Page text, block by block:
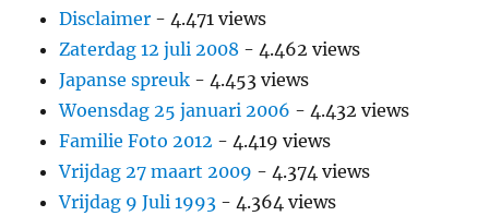
Disclaimer - 4.471 views
Zaterdag 12 juli 2008 - 4.462 views
Japanse spreuk - 4.453 views
Woensdag 25 januari 2006 - 4.432 views
Familie Foto 2012 - 4.419 views
Vrijdag 27 maart 2009 - 4.374 views
Vrijdag 9 Juli 1993 - 4.364 views